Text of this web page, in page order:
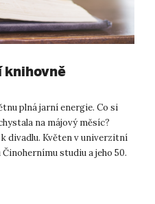
knihovně
plná jarní energie. Co si
na májový měsíc?
divadlu. Květen v univerzitní
studiu a jeho 50.